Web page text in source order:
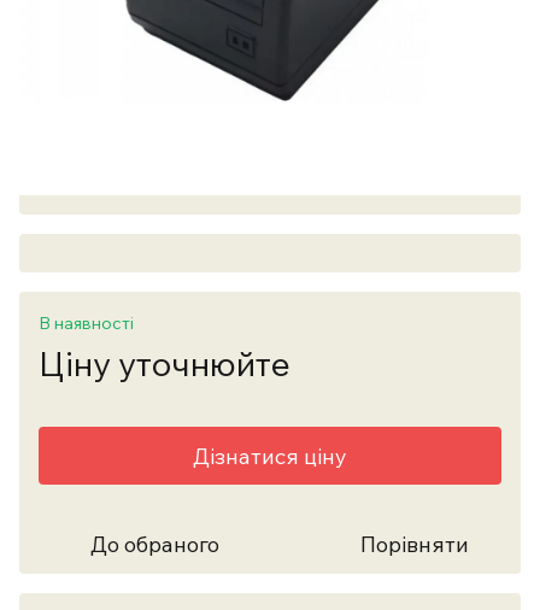
В наявності
Ціну уточнюйте
Дізнатися ціну
До обраного Порівняти